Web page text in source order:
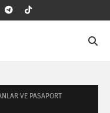
VE PASAPORT